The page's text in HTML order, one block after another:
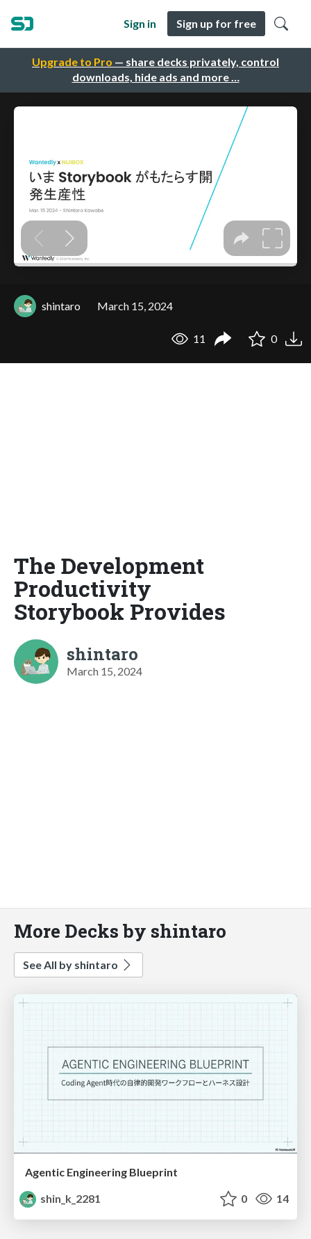
Upgrade to Pro — share decks privately, control
downloads, hide ads and more …
Sign in Sign up for free
shintaro March 15, 2024
11 0
The Development
Productivity
Storybook Provides
shintaro
March 15, 2024
More Decks by shintaro
See All by shintaro
Agentic Engineering Blueprint
shin_k_2281
0 14